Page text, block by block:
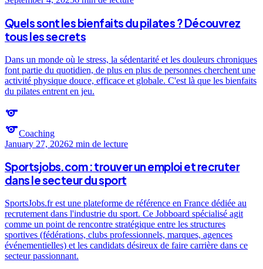
Quels sont les bienfaits du pilates ? Découvrez
tous les secrets
Dans un monde où le stress, la sédentarité et les douleurs chroniques
font partie du quotidien, de plus en plus de personnes cherchent une
activité physique douce, efficace et globale. C'est là que les bienfaits
du pilates entrent en jeu.
sports
sportsCoaching
January 27, 20262 min de lecture
Sportsjobs.com : trouver un emploi et recruter
dans le secteur du sport
SportsJobs.fr est une plateforme de référence en France dédiée au
recrutement dans l'industrie du sport. Ce Jobboard spécialisé agit
comme un point de rencontre stratégique entre les structures
sportives (fédérations, clubs professionnels, marques, agences
événementielles) et les candidats désireux de faire carrière dans ce
secteur passionnant.